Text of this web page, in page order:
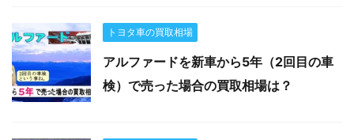
トヨタ車の買取相場
アルファードを新車から5年（2回目の車
検）で売った場合の買取相場は？